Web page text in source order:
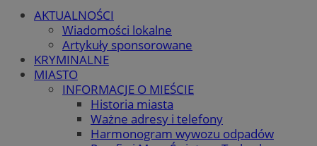
AKTUALNOŚCI
Wiadomości lokalne
Artykuły sponsorowane
KRYMINALNE
MIASTO
INFORMACJE O MIEŚCIE
Historia miasta
Ważne adresy i telefony
Harmonogram wywozu odpadów